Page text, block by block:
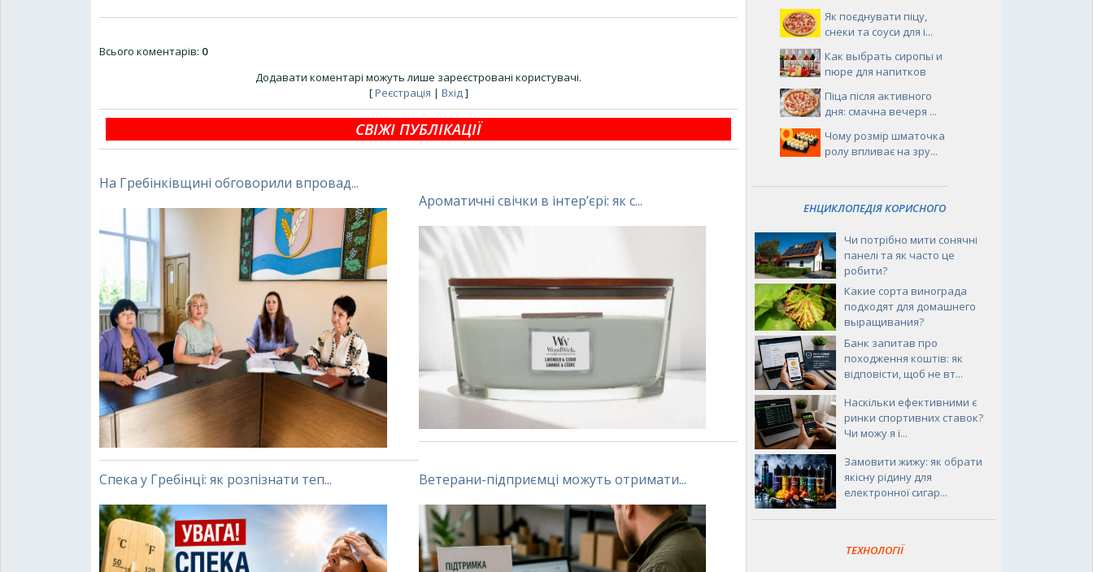
Всього коментарів: 0
Додавати коментарі можуть лише зареєстровані користувачі.
[Реєстрація | Вхід]
СВІЖІ ПУБЛІКАЦІЇ
На Гребінківщині обговорили впровад...
Ароматичні свічки в інтер’єрі: як с...
Спека у Гребінці: як розпізнати теп... Ветерани-підприємці можуть отримати...
Як поєднувати піцу,
снеки та соуси для і...
Как выбрать сиропы и
пюре для напитков
Піца після активного
дня: смачна вечеря ...
Чому розмір шматочка
ролу впливає на зру...
ЕНЦИКЛОПЕДІЯ КОРИСНОГО
Чи потрібно мити сонячні
панелі та як часто це
робити?
Какие сорта винограда
подходят для домашнего
выращивания?
Банк запитав про
походження коштів: як
відповісти, щоб не вт...
Наскільки ефективними є
ринки спортивних ставок?
Чи можу я ї...
Замовити жижу: як обрати
якісну рідину для
електронної сигар...
ТЕХНОЛОГІЇ